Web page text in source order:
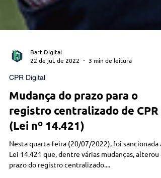
Bart Digital
CPR Digital
Mudança do prazo para o
registro centralizado de CPR
(Lei nº 14.421)
Nesta quarta-feira (20/07/2022), foi sancionada a